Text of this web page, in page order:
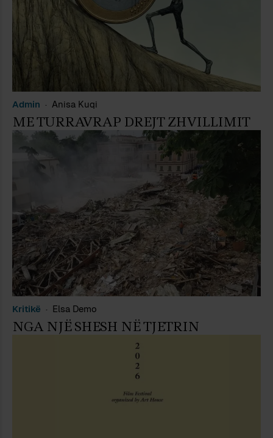
Admin Anisa Kuqi
ME TURRAVRAP DREJT ZHVILLIMIT
Kritikë Elsa Demo
NGA NJË SHESH NË TJETRIN